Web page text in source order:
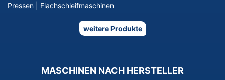
Pressen
Flachschleifmaschinen
weitere Produkte
MASCHINEN NACH HERSTELLER